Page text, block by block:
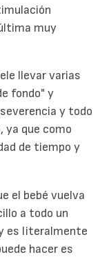
muy
llevar varias
fondo" y
y todo
ya que como
de tiempo y
el bebé vuelva
a todo un
es literalmente
hacer es